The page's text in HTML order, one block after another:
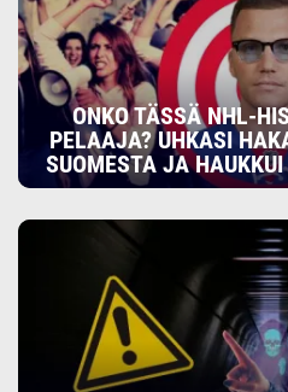
ONKO TÄSSÄ NHL-
PELAAJA? UHKASI
SUOMESTA JA